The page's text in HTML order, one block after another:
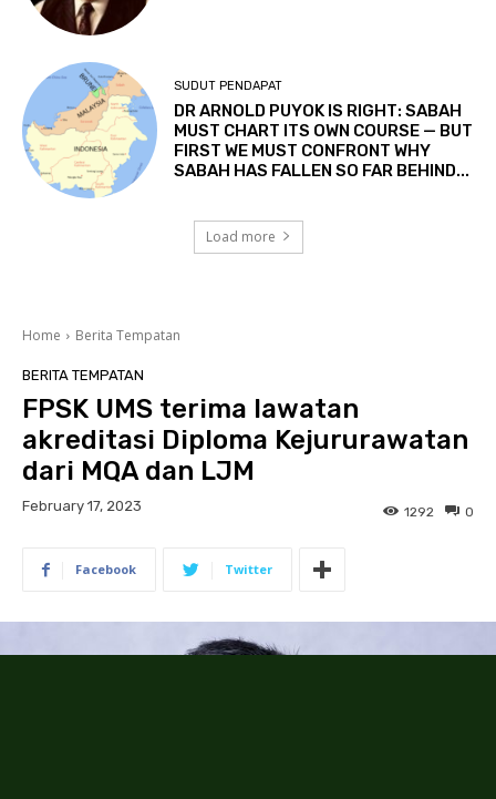
SUDUT PENDAPAT
DR ARNOLD PUYOK IS RIGHT: SABAH
MUST CHART ITS OWN COURSE — BUT
FIRST WE MUST CONFRONT WHY
SABAH HAS FALLEN SO FAR BEHIND...
Load more